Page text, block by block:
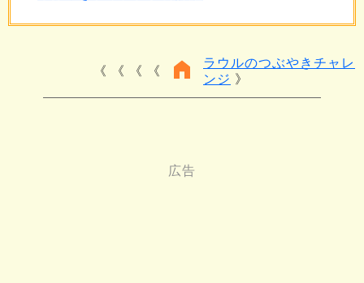
《 《 《
ラウルのつぶやきチャレ
ンジ